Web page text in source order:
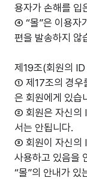
용자가 손해를 입
④ “몰”은 이용자
편을 발송하지 않
제19조(회원의
① 제17조의 경우
은 회원에게 있습
② 회원은 자신의
서는 안됩니다.
③ 회원이 자신의
사용하고 있음을
“몰”의 안내가 있